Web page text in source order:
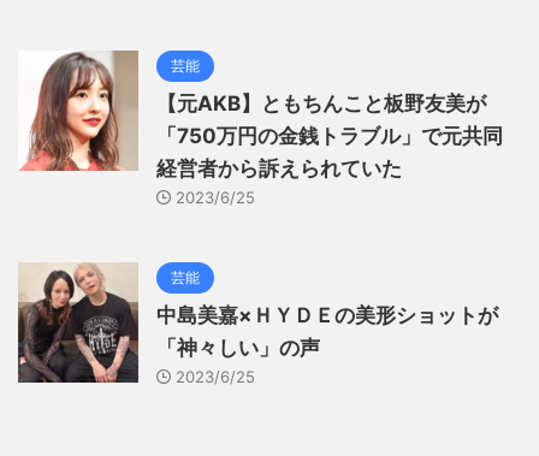
芸能
【元AKB】ともちんこと板野友美が
「750万円の金銭トラブル」で元共同
経営者から訴えられていた
2023/6/25
芸能
中島美嘉×ＨＹＤＥの美形ショットが
「神々しい」の声
2023/6/25